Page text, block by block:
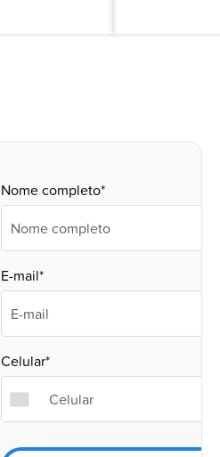
Nome completo*
E-mail*
Celular*